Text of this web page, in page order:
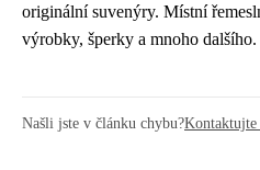
originální suvenýry. Místní
výrobky, šperky a mnoho dalšího.
Našli jste v článku chybu?Kontaktujte